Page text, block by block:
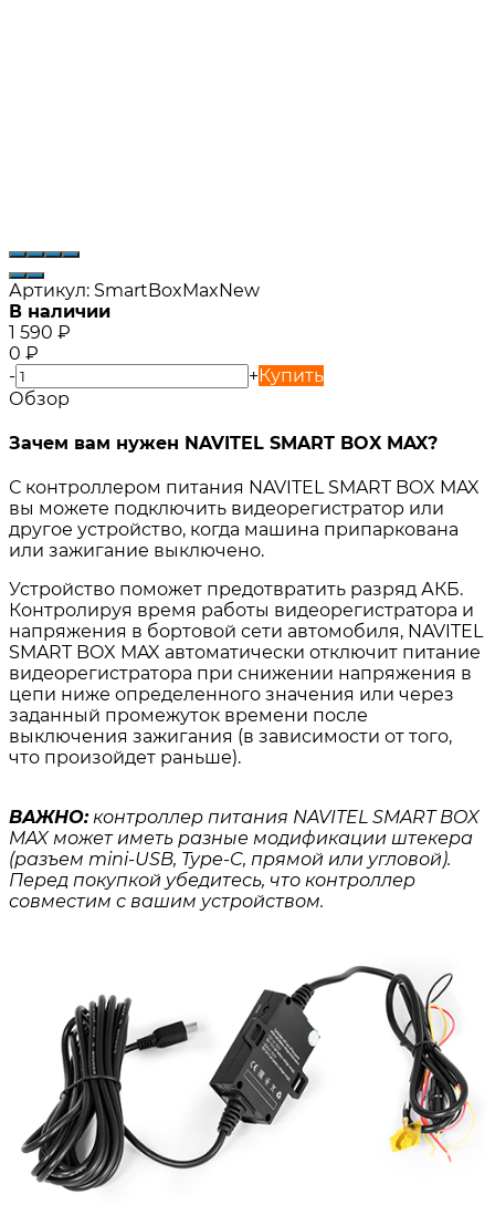
Артикул: SmartBoxMaxNew
В наличии
1 590 ₽
0 ₽
-
+Купить
Обзор
Зачем вам нужен NAVITEL SMART BOX MAX?
С контроллером питания NAVITEL SMART BOX MAX
вы можете подключить видеорегистратор или
другое устройство, когда машина припаркована
или зажигание выключено.
Устройство поможет предотвратить разряд АКБ.
Контролируя время работы видеорегистратора и
напряжения в бортовой сети автомобиля, NAVITEL
SMART BOX MAX автоматически отключит питание
видеорегистратора при снижении напряжения в
цепи ниже определенного значения или через
заданный промежуток времени после
выключения зажигания (в зависимости от того,
что произойдет раньше).
ВАЖНО:контроллер питания NAVITEL SMART BOX
MAX может иметь разные модификации штекера
(разъем mini-USB, Type-C, прямой или угловой).
Перед покупкой убедитесь, что контроллер
совместим с вашим устройством.